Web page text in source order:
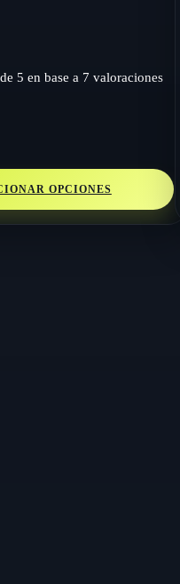
de 5 en base a 7 valoraciones
OPCIONES